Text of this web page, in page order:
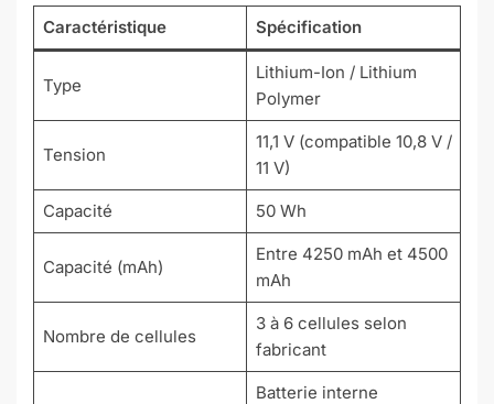
Caractéristique Spécification
Type
Lithium-Ion / Lithium
Polymer
Tension
11,1 V (compatible 10,8 V /
11 V)
Capacité 50 Wh
Capacité (mAh)
Entre 4250 mAh et 4500
mAh
Nombre de cellules
3 à 6 cellules selon
fabricant
Batterie interne